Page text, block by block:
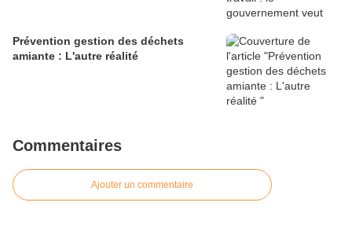
Prévention gestion des déchets
amiante : L'autre réalité
Commentaires
Ajouter un commentaire